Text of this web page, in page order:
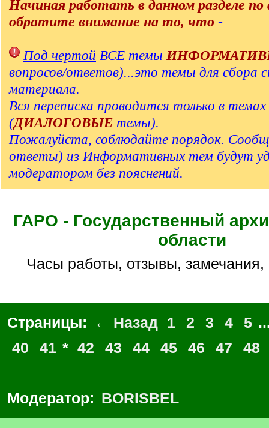
Начиная работать в данном разделе по
обратите внимание на то, что -
Под чертой ВСЕ темы
вопросов/ответов)...это темы для сбора
материала.
Вся переписка проводится только в темах
(ДИАЛОГОВЫЕ темы).
Пожалуйста, соблюдайте порядок.
ответы) из Информативных тем будут
модератором без пояснений.
ГАРО - Государственный
области
Часы работы, отзывы,
Страницы: ← Назад 1 2 3 4 5
40
41 * 42 43 44 45 46 47 48
Модератор: BORISBEL